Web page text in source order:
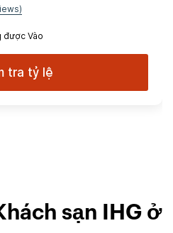
được Vào
tra tỷ lệ
sạn IHG ở